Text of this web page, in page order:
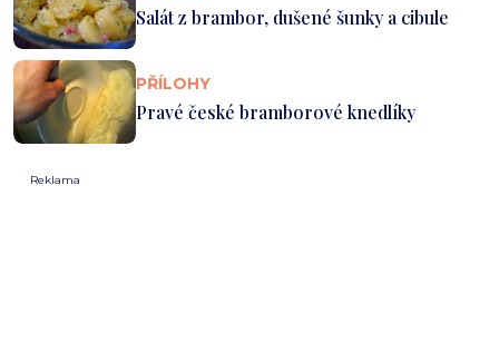
Salát z brambor, dušené šunky a cibule
PŘÍLOHY
Pravé české bramborové knedlíky
Reklama